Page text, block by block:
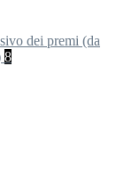
dei premi (da
8